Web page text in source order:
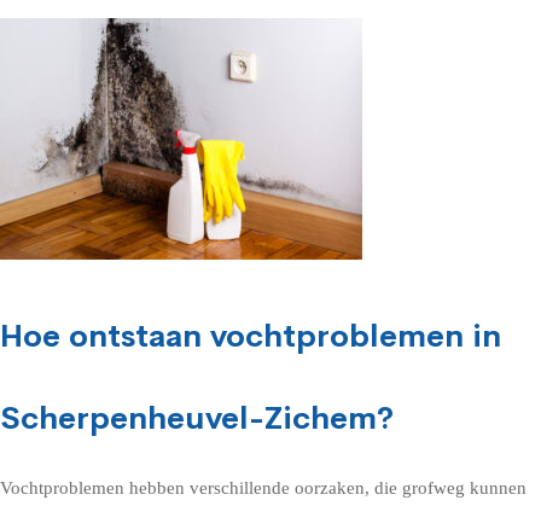
Hoe ontstaan vochtproblemen in
Scherpenheuvel-Zichem?
Vochtproblemen hebben verschillende oorzaken, die grofweg kunnen